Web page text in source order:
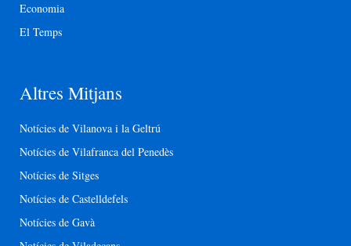
Economia
El Temps
Altres Mitjans
Notícies de Vilanova i la Geltrú
Notícies de Vilafranca del Penedès
Notícies de Sitges
Notícies de Castelldefels
Notícies de Gavà